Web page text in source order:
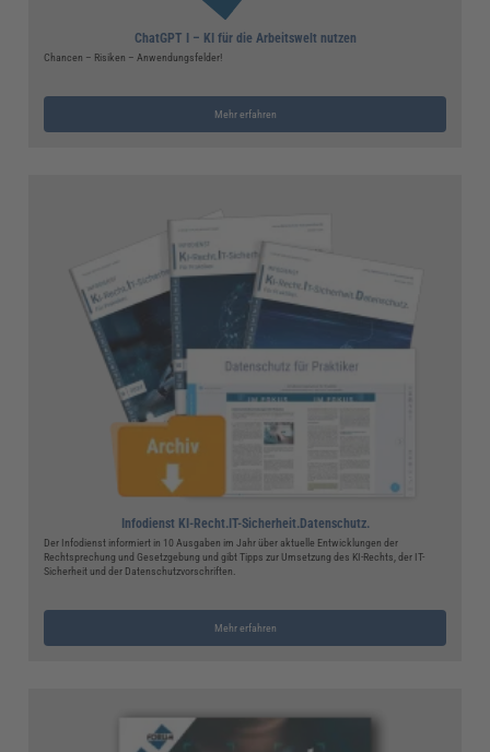
ChatGPT I – KI für die Arbeitswelt nutzen
Chancen – Risiken – Anwendungsfelder!
Mehr erfahren
Infodienst KI-Recht.IT-Sicherheit.Datenschutz.
Der Infodienst informiert in 10 Ausgaben im Jahr über aktuelle Entwicklungen der
Rechtsprechung und Gesetzgebung und gibt Tipps zur Umsetzung des KI-Rechts, der IT-
Sicherheit und der Datenschutzvorschriften.
Mehr erfahren